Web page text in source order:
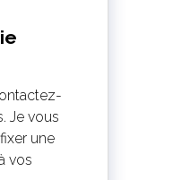
Je vous
une
vos